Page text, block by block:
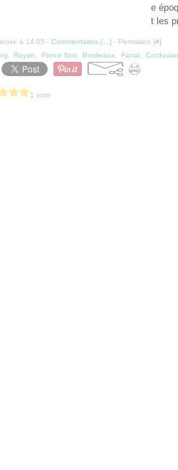
e
t les
à 14:05 - Commentaires [ ] - Permalien [#]
, Royan Prince Noir, Bordeaux Fanal Cordouan
1 vote